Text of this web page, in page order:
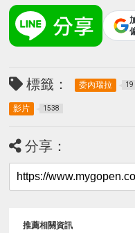
標籤： 委內瑞拉 19
影片 1538
分享：
推薦相關資訊